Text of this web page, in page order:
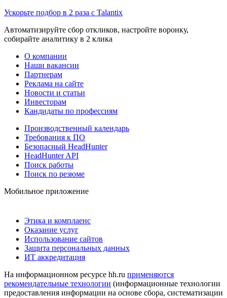
Ускорьте подбор в 2 раза с Talantix
Автоматизируйте сбор откликов, настройте воронку,
собирайте аналитику в 2 клика
О компании
Наши вакансии
Партнерам
Реклама на сайте
Новости и статьи
Инвесторам
Кандидаты по профессиям
Производственный календарь
Требования к ПО
Безопасный HeadHunter
HeadHunter API
Поиск работы
Поиск по резюме
Мобильное приложение
Этика и комплаенс
Оказание услуг
Использование сайтов
Защита персональных данных
ИТ аккредитация
На информационном ресурсе hh.ru применяются
рекомендательные технологии (информационные технологии
предоставления информации на основе сбора, систематизации